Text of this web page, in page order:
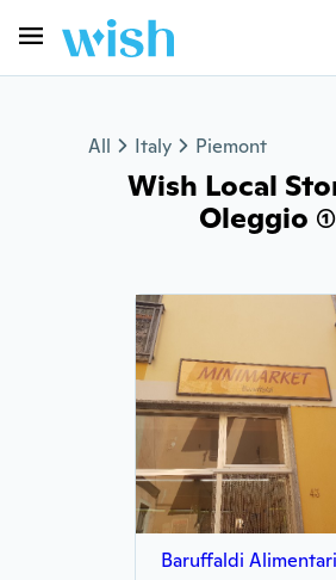
All Italy Piemont
Wish Local
Oleggio (1)
Baruffaldi